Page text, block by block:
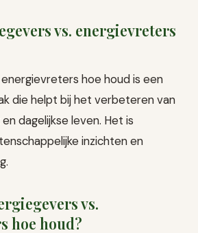
vs. energievreters
hoe houd is een
die helpt bij het verbeteren van
dagelijkse leven. Het is
inzichten en
vs.
hoe houd?